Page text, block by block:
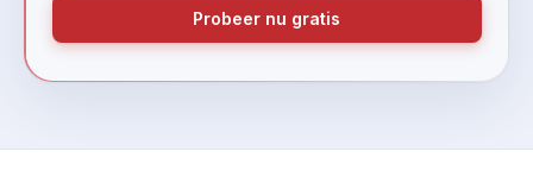
Probeer nu gratis